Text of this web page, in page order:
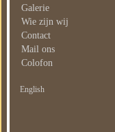
Galerie
Wie zijn wij
Contact
Mail ons
Colofon
English